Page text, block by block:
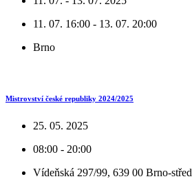
11. 07. 16:00 - 13. 07. 20:00
Brno
Mistrovství české republiky 2024/2025
25. 05. 2025
08:00 - 20:00
Vídeňská 297/99, 639 00 Brno-střed